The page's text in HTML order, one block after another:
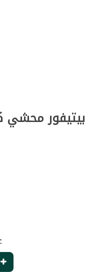
بيتيفور محشي